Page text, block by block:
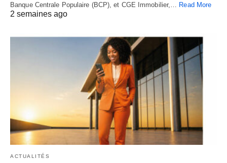
Banque Centrale Populaire (BCP), et CGE Immobilier,… Read More
2 semaines ago
ACTUALITÉS